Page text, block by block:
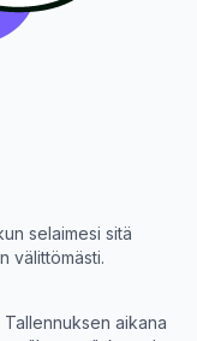
selaimesi sitä
välittömästi.
aikana